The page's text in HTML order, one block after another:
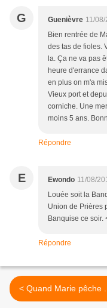
G Guenièvre 11/
Bien rentrée de
des tas de fioles.
la. Ça ne va pas
heure d'errance
en plus on m'a
Vieux port et
corniche. Une
moins 5 ans.
Répondre
E Ewondo 11/08/
Louée soit la
Union de Prières
Banquise ce soir.
Répondre
< Quand Marie pêche